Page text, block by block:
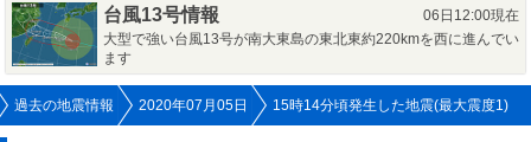
台風13号情報
06日12:00現在
大型で強い台風13号が南大東島の東北東約220kmを西に進んでい
ます
過去の地震情報 2020年07月05日 15時14分頃発生した地震(最大震度1)